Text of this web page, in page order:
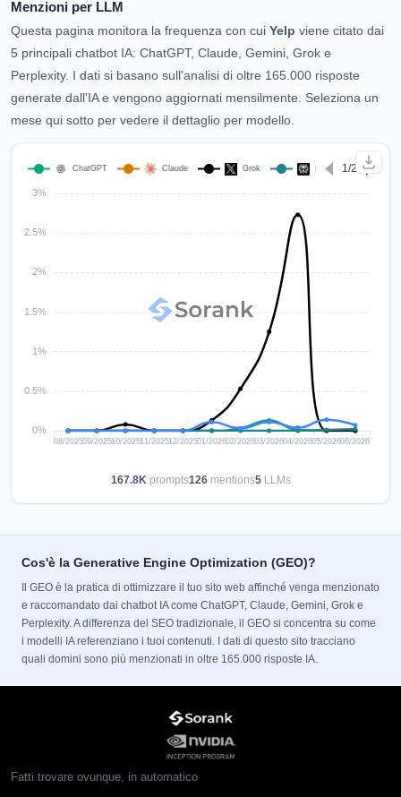
Menzioni per LLM
Questa pagina monitora la frequenza con cui Yelp viene citato dai
5 principali chatbot IA: ChatGPT, Claude, Gemini, Grok e
Perplexity. I dati si basano sull'analisi di oltre 165.000 risposte
generate dall'IA e vengono aggiornati mensilmente. Seleziona un
mese qui sotto per vedere il dettaglio per modello.
167.8Kprompts126mentions5LLMs
Cos'è la Generative Engine Optimization (GEO)?
Il GEO è la pratica di ottimizzare il tuo sito web affinché venga menzionato
e raccomandato dai chatbot IA come ChatGPT, Claude, Gemini, Grok e
Perplexity. A differenza del SEO tradizionale, il GEO si concentra su come
i modelli IA referenziano i tuoi contenuti. I dati di questo sito tracciano
quali domini sono più menzionati in oltre 165.000 risposte IA.
Fatti trovare ovunque, in automatico